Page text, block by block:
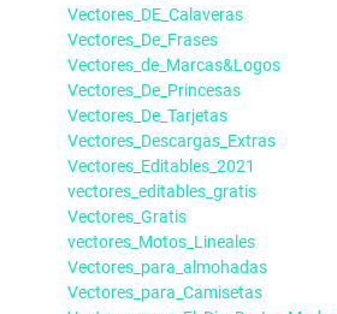
Vectores_DE_Calaveras
Vectores_De_Frases
Vectores_de_Marcas&Logos
Vectores_De_Princesas
Vectores_De_Tarjetas
Vectores_Descargas_Extras
Vectores_Editables_2021
vectores_editables_gratis
Vectores_Gratis
vectores_Motos_Lineales
Vectores_para_almohadas
Vectores_para_Camisetas